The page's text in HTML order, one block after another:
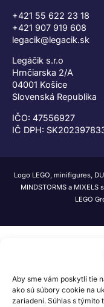
Aby sme vám poskytli tie
ako sú súbory cookie na
zariadení. Súhlas s týmito
+421 55 622 23 18
+421 907 919 608
legacik@legacik.sk
Legáčik s.r.o
Hrnčiarska 2/A
04001 Košice
Slovenská Republika
IČO: 47556927
IČ DPH:
Logo LEGO, minifigures,
MINDSTORMS a
LEGO